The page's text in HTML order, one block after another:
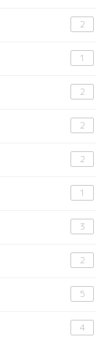
2
1
2
2
2
1
3
2
5
4